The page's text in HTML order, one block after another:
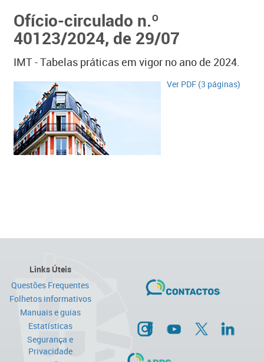
Ofício-circulado n.º
40123/2024, de 29/07
IMT - Tabelas práticas em vigor no ano de 2024.
Ver PDF (3 páginas)​
Links Úteis
Questões Frequentes
Folhetos informativos
Manuais e guias
Estatísticas
Segurança e
Privacidade